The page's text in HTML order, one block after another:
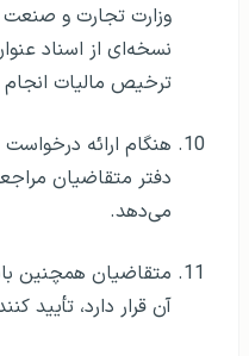
وزارت تجارت و صنعت
نسخه‌ای از اسناد
ترخیص مالیات
هنگام ارائه درخواست
دفتر متقاضیان
می‌دهد.
متقاضیان همچنین
آن قرار دارد، تأیید